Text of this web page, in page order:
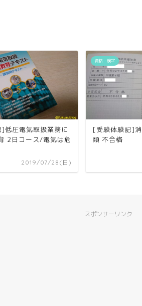
低圧電気取扱業務に
2日コース/電気は危
2019/07/28(日)
資格・検定
[受験体験記]
類 不合格
スポンサーリンク